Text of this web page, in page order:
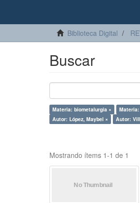
Biblioteca Digital
Buscar
Materia: biometalurgia ×
Autor: López, Maybel ×
Autor:
Mostrando ítems 1-1 de 1